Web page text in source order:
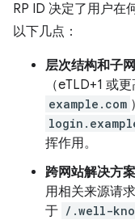
RP ID 决定了用户在
以下几点：
层次结构和子
（eTLD+1 或
example.com
挥作用。
跨网站解决方案
用相关来源请
于 /.well-